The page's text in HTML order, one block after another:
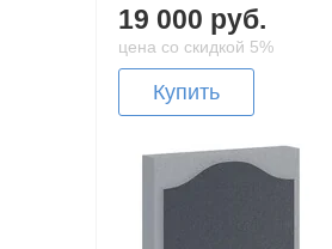
19 000 руб.
цена со скидкой 5%
Купить